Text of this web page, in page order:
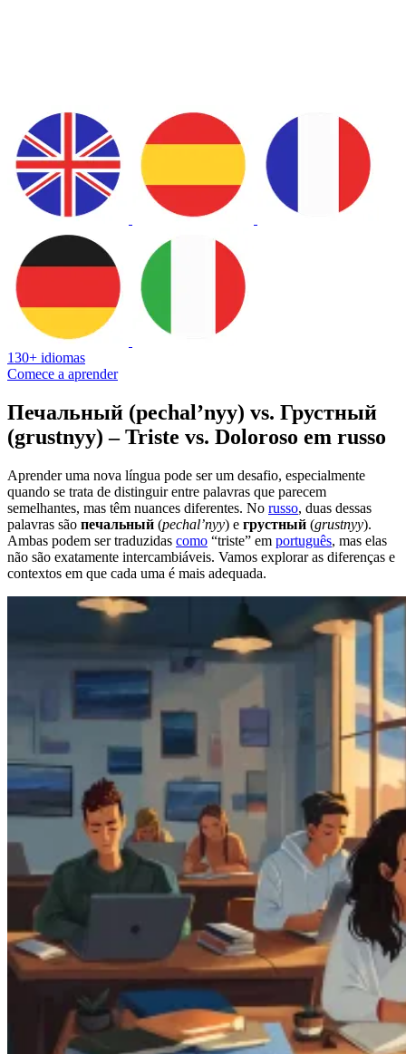
130+ idiomas
Comece a aprender
Печальный (pechal’nyy) vs. Грустный
(grustnyy) – Triste vs. Doloroso em russo
Aprender uma nova língua pode ser um desafio, especialmente
quando se trata de distinguir entre palavras que parecem
semelhantes, mas têm nuances diferentes. No russo, duas dessas
palavras são печальный (pechal’nyy) e грустный (grustnyy).
Ambas podem ser traduzidas como “triste” em português, mas elas
não são exatamente intercambiáveis. Vamos explorar as diferenças e
contextos em que cada uma é mais adequada.